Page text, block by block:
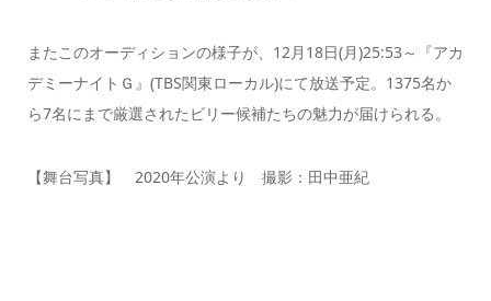
またこのオーディションの様子が、12月18日(月)25:53～『アカ
デミーナイトＧ』(TBS関東ローカル)にて放送予定。1375名か
ら7名にまで厳選されたビリー候補たちの魅力が届けられる。
【舞台写真】 2020年公演より 撮影：田中亜紀